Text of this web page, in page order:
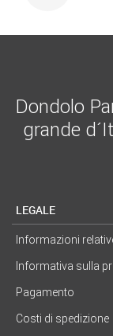
Dondolo
grande
LEGALE
Informazioni
Informativa sulla
Pagamento
Costi di spedizione